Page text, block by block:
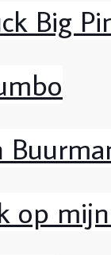
Big
op